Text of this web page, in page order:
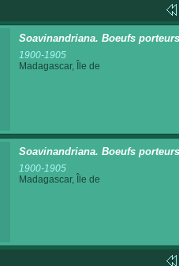
Soavinandriana. Boeufs porteurs
1900-1905
Madagascar, Île de
Soavinandriana. Boeufs porteurs
1900-1905
Madagascar, Île de